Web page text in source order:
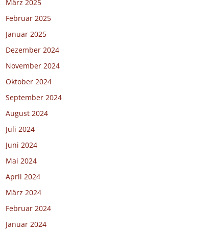
März 2025
Februar 2025
Januar 2025
Dezember 2024
November 2024
Oktober 2024
September 2024
August 2024
Juli 2024
Juni 2024
Mai 2024
April 2024
März 2024
Februar 2024
Januar 2024